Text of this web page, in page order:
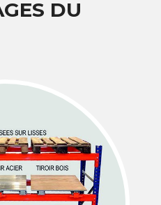
DU